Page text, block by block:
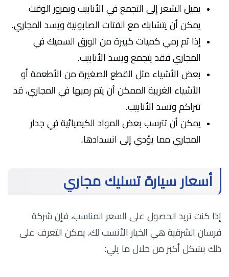
يميل الشعر إلى التجمع في الأنابيب وبمرور الوقت
يمكن أن يتشابك مع الفتات الصابونية ويسد المجاري.
إذا تم رمي كميات كبيرة من الورق السميك في
المجاري فقد يتجمع ويسد الأنابيب.
بعض الأشياء مثل القطع الصغيرة من الأطعمة أو
الأشياء الغريبة الممكن أن يتم رميها في المجاري، قد
تتراكم وتسد الأنابيب.
يمكن أن تترسب بعض المواد الكيميائية في جدار
المجاري مما يؤدي إلى انسدادها.
أسعار سيارة تسليك مجاري
إذا كنت تريد الحصول على السعر المناسب، فإن شركة
فرسان الشرقية هي الخيار الأنسب لك، يمكن التعرف على
ذلك بشكل أكبر من خلال ما يلي: